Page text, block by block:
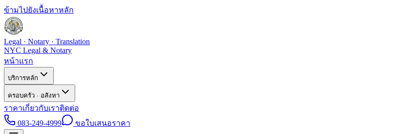
ข้ามไปยังเนื้อหาหลัก
Legal · Notary · Translation
NYC Legal & Notary
หน้าแรก
บริการหลัก
ครอบครัว · อสังหา
ราคาเกี่ยวกับเราติดต่อ
083-249-4999
ขอใบเสนอราคา